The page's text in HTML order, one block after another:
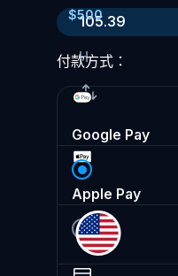
105.39
H
$500
付款方式：
Google Pay
Apple Pay